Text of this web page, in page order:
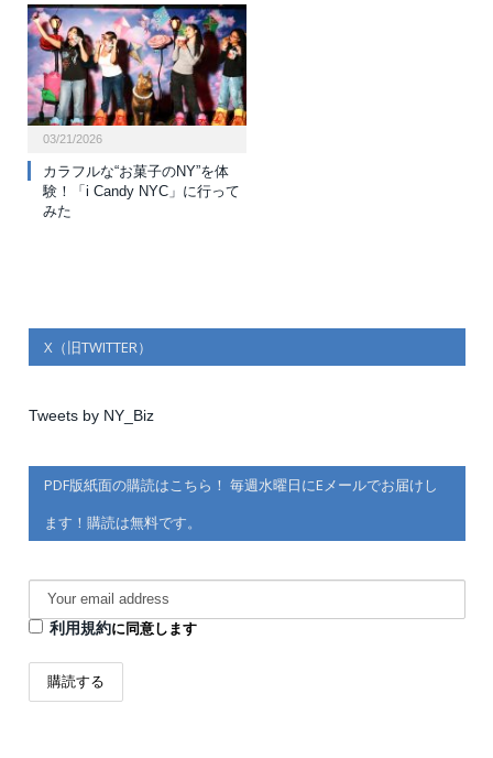
03/21/2026
カラフルな“お菓子のNY”を体
験！「i Candy NYC」に行って
みた
X（旧TWITTER）
Tweets by NY_Biz
PDF版紙面の購読はこちら！ 毎週水曜日にEメールでお届けし
ます！購読は無料です。
利用規約に同意します